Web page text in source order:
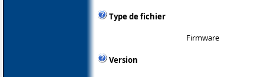
Type de fichier
Firmware
Version